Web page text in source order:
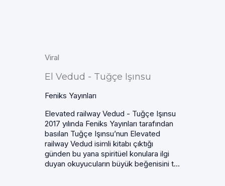
Viral
El Vedud - Tuğçe Işınsu
Feniks Yayınları
Elevated railway Vedud - Tuğçe Işınsu
2017 yılında Feniks Yayınları tarafından
basılan Tuğçe Işınsu’nun Elevated
railway Vedud isimli kitabı çıktığı
günden bu yana spiritüel konulara ilgi
duyan okuyucuların büyük beğenisini t...